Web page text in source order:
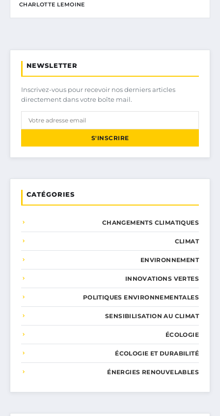
CHARLOTTE LEMOINE
NEWSLETTER
Inscrivez-vous pour recevoir nos derniers articles
directement dans votre boîte mail.
S'INSCRIRE
CATÉGORIES
CHANGEMENTS CLIMATIQUES
CLIMAT
ENVIRONNEMENT
INNOVATIONS VERTES
POLITIQUES ENVIRONNEMENTALES
SENSIBILISATION AU CLIMAT
ÉCOLOGIE
ÉCOLOGIE ET DURABILITÉ
ÉNERGIES RENOUVELABLES